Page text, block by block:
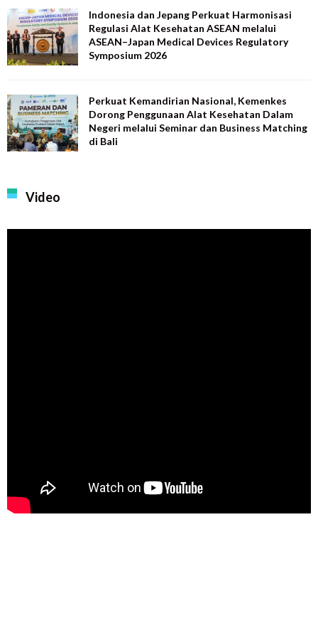
Indonesia dan Jepang Perkuat Harmonisasi
Regulasi Alat Kesehatan ASEAN melalui
ASEAN–Japan Medical Devices Regulatory
Symposium 2026
Perkuat Kemandirian Nasional, Kemenkes
Dorong Penggunaan Alat Kesehatan Dalam
Negeri melalui Seminar dan Business Matching
di Bali
Video